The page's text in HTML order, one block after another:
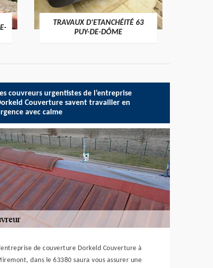
TRAVAUX D'ETANCHÉITÉ 63
PUY-DE-DÔME
couvreurs urgentistes de l’entreprise
Couverture savent travailler en
avec calme
de couverture Dorkeld Couverture à
dans le 63380 saura vous assurer une